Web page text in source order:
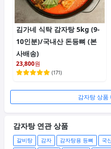
김가네 식탁 감자탕 5kg (9-
10인분)/국내산 돈등뼈 (본
사배송)
23,800원
(171)
감자탕 상품
감자탕 연관 상품
갈비탕 감자 감자탕용 등뼈 국